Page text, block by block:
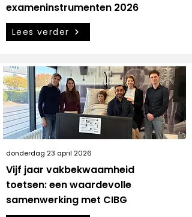
exameninstrumenten 2026
Lees verder
donderdag 23 april 2026
Vijf jaar vakbekwaamheid
toetsen: een waardevolle
samenwerking met CIBG